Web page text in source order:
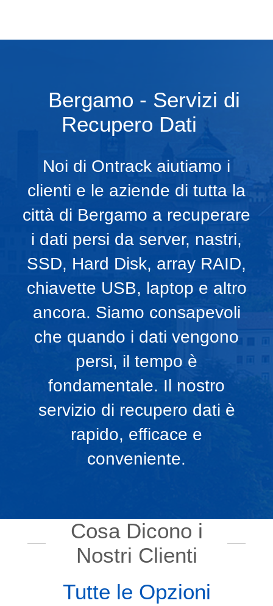
Bergamo - Servizi di
Recupero Dati
Noi di Ontrack aiutiamo i
clienti e le aziende di tutta la
città di Bergamo a recuperare
i dati persi da server, nastri,
SSD, Hard Disk, array RAID,
chiavette USB, laptop e altro
ancora. Siamo consapevoli
che quando i dati vengono
persi, il tempo è
fondamentale. Il nostro
servizio di recupero dati è
rapido, efficace e
conveniente.
Cosa Dicono i
Nostri Clienti
Tutte le Opzioni